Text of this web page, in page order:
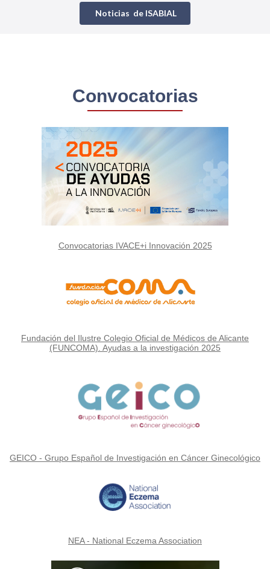
Noticias de ISABIAL
Convocatorias
Convocatorias IVACE+i Innovación 2025
Fundación del Ilustre Colegio Oficial de Médicos de Alicante
(FUNCOMA). Ayudas a la investigación 2025
GEICO - Grupo Español de Investigación en Cáncer Ginecológico
NEA - National Eczema Association